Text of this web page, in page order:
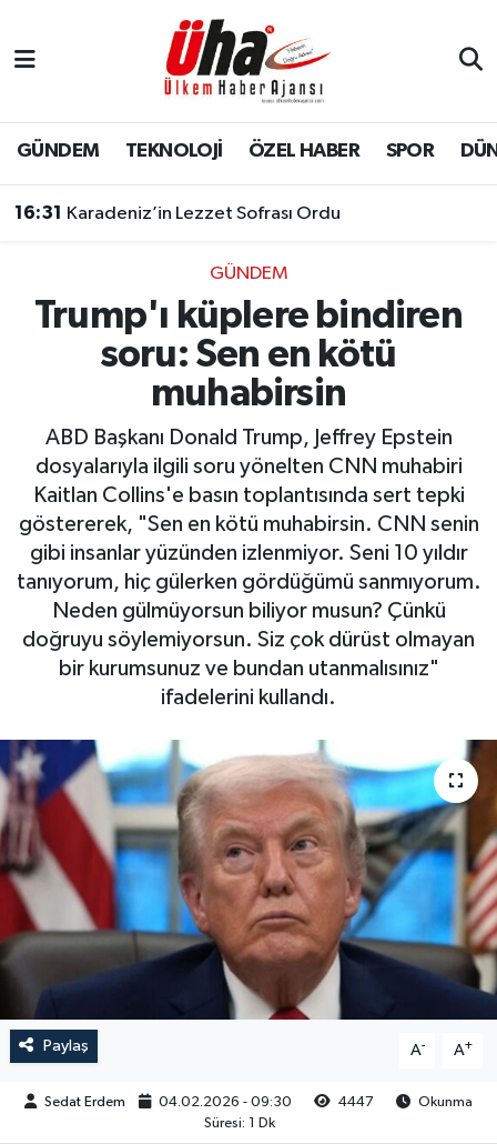
GÜNDEM TEKNOLOJİ ÖZEL HABER SPOR
16:31 Karadeniz’in Lezzet Sofrası Ordu
GÜNDEM
Trump'ı küplere bindiren
soru: Sen en kötü
muhabirsin
ABD Başkanı Donald Trump, Jeffrey Epstein
dosyalarıyla ilgili soru yönelten CNN muhabiri
Kaitlan Collins'e basın toplantısında sert tepki
göstererek, "Sen en kötü muhabirsin. CNN senin
gibi insanlar yüzünden izlenmiyor. Seni 10 yıldır
tanıyorum, hiç gülerken gördüğümü sanmıyorum.
Neden gülmüyorsun biliyor musun? Çünkü
doğruyu söylemiyorsun. Siz çok dürüst olmayan
bir kurumsunuz ve bundan utanmalısınız"
ifadelerini kullandı.
Paylaş A- A+
Sedat Erdem 04.02.2026 - 09:30 4447
Okunma
Süresi: 1 Dk
İstanbul Nöbetçi Eczaneler
İstanbul Hava Durumu
Süper Lig Puan Durumu ve Fikstür
Tüm Manşetler
Haber Arşivi